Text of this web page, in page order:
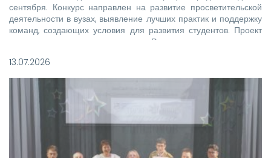
сентября. Конкурс направлен на развитие просветительской
деятельности в вузах, выявление лучших практик и поддержку
команд, создающих условия для развития студентов. Проект
реализуется при поддержке Росмолодежи в рамках
13.07.2026